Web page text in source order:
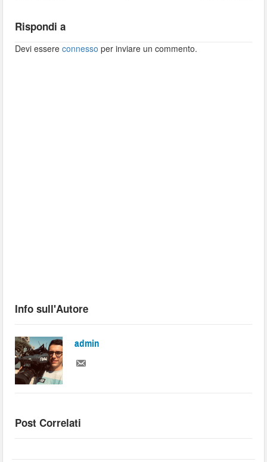
Rispondi a
Devi essereconnesso per inviare un commento.
Info sull'Autore
admin
Post Correlati